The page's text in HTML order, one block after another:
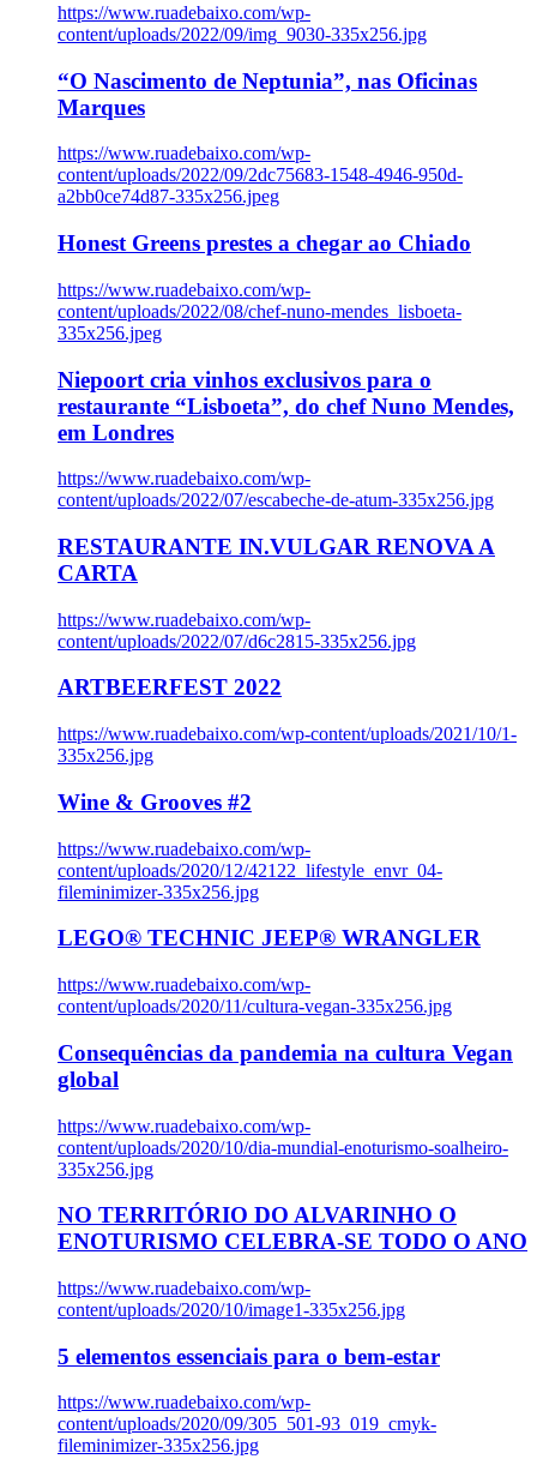
https://www.ruadebaixo.com/wp-
content/uploads/2022/09/img_9030-335x256.jpg
“O Nascimento de Neptunia”, nas Oficinas
Marques
https://www.ruadebaixo.com/wp-
content/uploads/2022/09/2dc75683-1548-4946-950d-
a2bb0ce74d87-335x256.jpeg
Honest Greens prestes a chegar ao Chiado
https://www.ruadebaixo.com/wp-
content/uploads/2022/08/chef-nuno-mendes_lisboeta-
335x256.jpeg
Niepoort cria vinhos exclusivos para o
restaurante “Lisboeta”, do chef Nuno Mendes,
em Londres
https://www.ruadebaixo.com/wp-
content/uploads/2022/07/escabeche-de-atum-335x256.jpg
RESTAURANTE IN.VULGAR RENOVA A
CARTA
https://www.ruadebaixo.com/wp-
content/uploads/2022/07/d6c2815-335x256.jpg
ARTBEERFEST 2022
https://www.ruadebaixo.com/wp-content/uploads/2021/10/1-
335x256.jpg
Wine & Grooves #2
https://www.ruadebaixo.com/wp-
content/uploads/2020/12/42122_lifestyle_envr_04-
fileminimizer-335x256.jpg
LEGO® TECHNIC JEEP® WRANGLER
https://www.ruadebaixo.com/wp-
content/uploads/2020/11/cultura-vegan-335x256.jpg
Consequências da pandemia na cultura Vegan
global
https://www.ruadebaixo.com/wp-
content/uploads/2020/10/dia-mundial-enoturismo-soalheiro-
335x256.jpg
NO TERRITÓRIO DO ALVARINHO O
ENOTURISMO CELEBRA-SE TODO O ANO
https://www.ruadebaixo.com/wp-
content/uploads/2020/10/image1-335x256.jpg
5 elementos essenciais para o bem-estar
https://www.ruadebaixo.com/wp-
content/uploads/2020/09/305_501-93_019_cmyk-
fileminimizer-335x256.jpg